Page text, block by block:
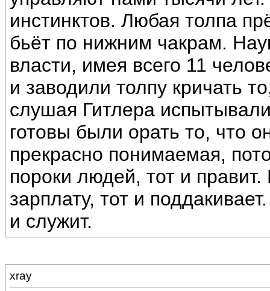
инстинктов. Любая толпа
бьёт по нижним чакрам.
власти, имея всего 11
и заводили толпу кричать
слушая Гитлера
готовы были орать то, что
прекрасно понимаемая,
пороки людей, тот и
зарплату, тот и
и служит.
xray